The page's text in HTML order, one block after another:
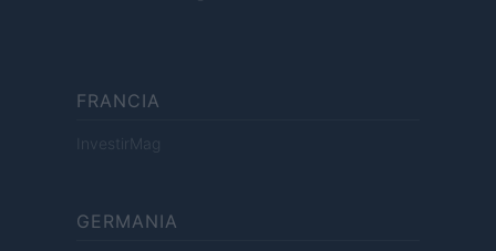
FRANCIA
InvestirMag
GERMANIA